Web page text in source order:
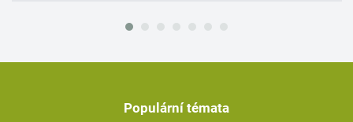
Populární témata